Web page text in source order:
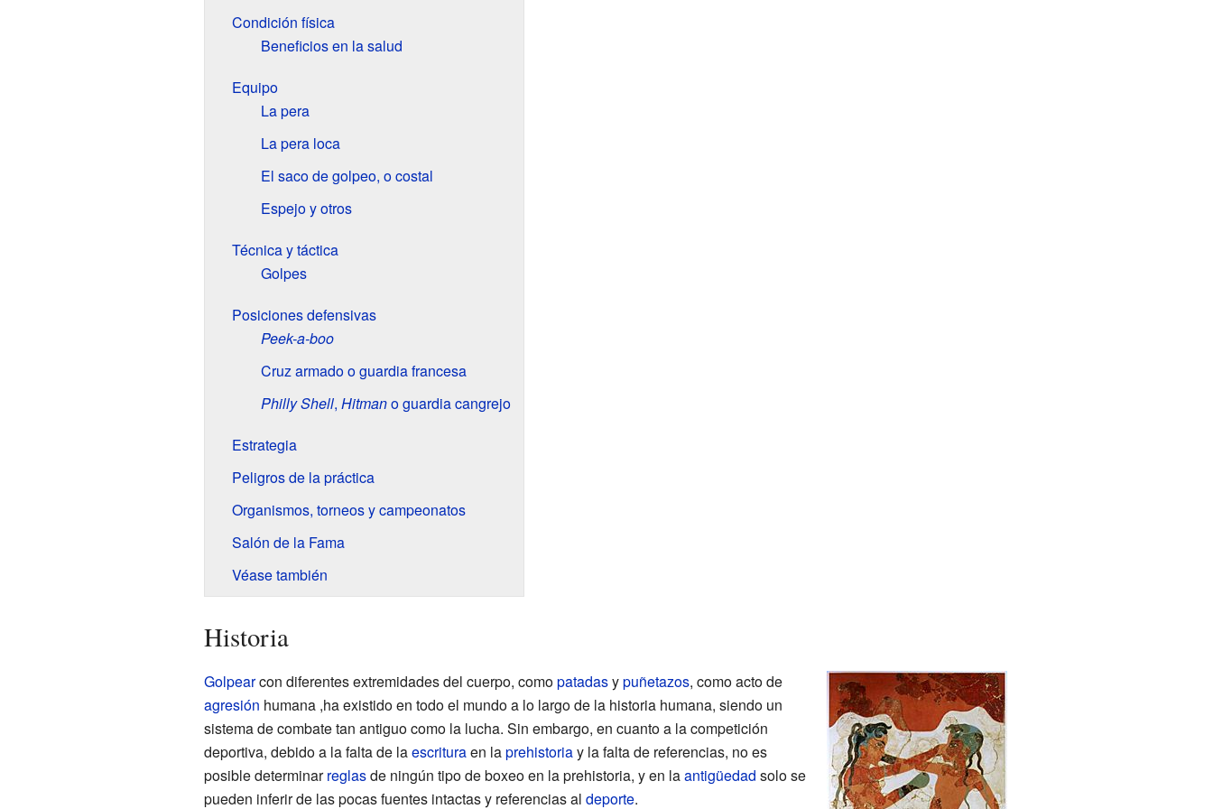
Condición física
Beneficios en la salud
Equipo
La pera
La pera loca
El saco de golpeo, o costal
Espejo y otros
Técnica y táctica
Golpes
Posiciones defensivas
Peek-a-boo
Cruz armado o guardia francesa
Philly Shell, Hitmano guardia cangrejo
Estrategia
Peligros de la práctica
Organismos, torneos y campeonatos
Salón de la Fama
Véase también
Historia
Golpearcon diferentes extremidades del cuerpo, comopatadasypuñetazos, como acto de
agresión humana ,ha existido en todo el mundo a lo largo de la historia humana, siendo un
sistema de combate tan antiguo como la lucha. Sin embargo, en cuanto a la competición
deportiva, debido a la falta de laescrituraen laprehistoriay la falta de referencias, no es
posible determinarreglasde ningún tipo de boxeo en la prehistoria, y en laantigüedad solo se
pueden inferir de las pocas fuentes intactas y referencias al deporte.